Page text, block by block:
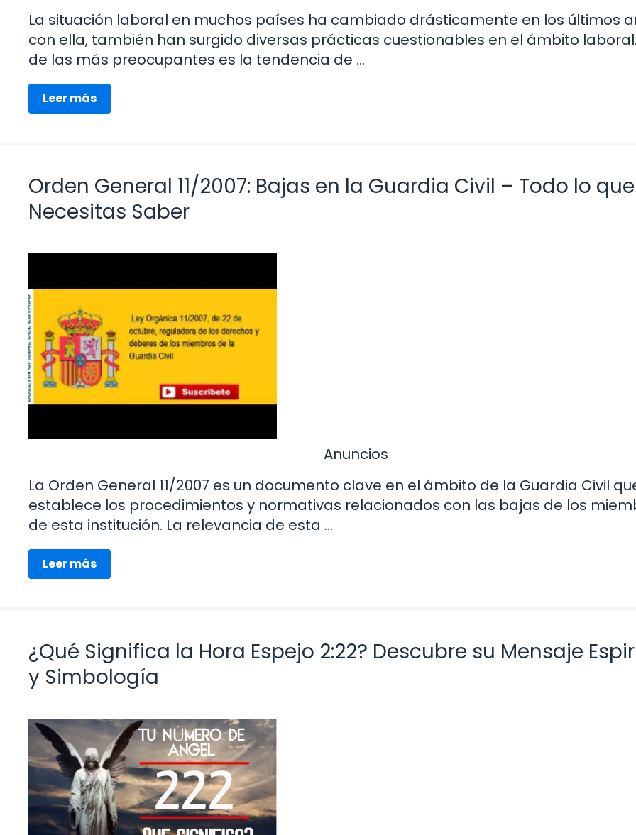
La situación laboral en muchos países ha cambiado drásticamente en los últimos
con ella, también han surgido diversas prácticas cuestionables en el ámbito
de las más preocupantes es la tendencia de …
Leer más
Orden General 11/2007: Bajas en la Guardia Civil – Todo lo que
Necesitas Saber
Anuncios
La Orden General 11/2007 es un documento clave en el ámbito de la Guardia Civil
establece los procedimientos y normativas relacionados con las bajas de los
de esta institución. La relevancia de esta …
Leer más
¿Qué Significa la Hora Espejo 2:22? Descubre su Mensaje
y Simbología